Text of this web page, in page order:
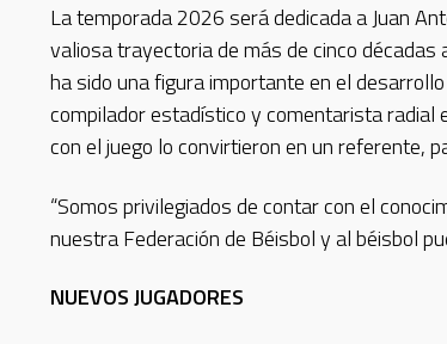
La temporada 2026 será dedicada a Juan
valiosa trayectoria de más de cinco décadas
ha sido una figura importante en el
compilador estadístico y comentarista radial
con el juego lo convirtieron en un referente,
“Somos privilegiados de contar con el
nuestra Federación de Béisbol y al béisbol
NUEVOS JUGADORES